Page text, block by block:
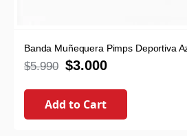
Banda Muñequera Pimps Deportiva
$5.990 $3.000
Add to Cart